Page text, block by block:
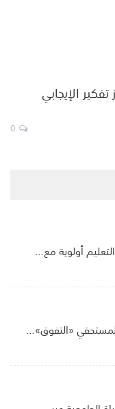
الإيجابي
أولوية مع…
لمستحقي «التفوق»…